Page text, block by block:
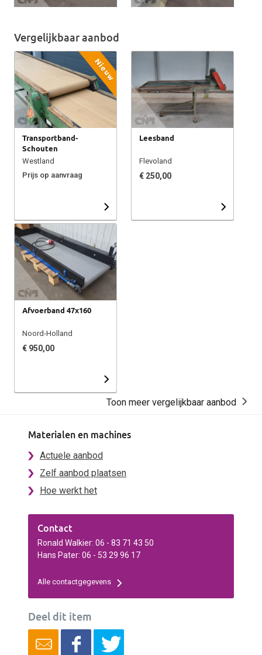
Vergelijkbaar aanbod
Nieuw
Transportband-
Schouten
Westland
Prijs op aanvraag
Leesband
Flevoland
€ 250,00
Afvoerband 47x160
Noord-Holland
€ 950,00
Toon meer vergelijkbaar aanbod
Materialen en machines
Actuele aanbod
Zelf aanbod plaatsen
Hoe werkt het
Contact
Ronald Walkier: 06 - 83 71 43 50
Hans Pater: 06 - 53 29 96 17
Alle contactgegevens
Deel dit item